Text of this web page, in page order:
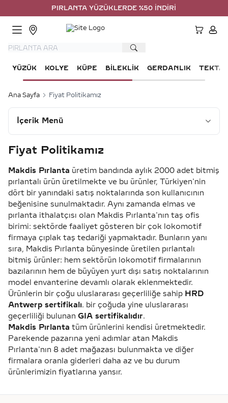
PIRLANTA YÜZÜKLERDE %50 İNDİRİM
YÜZÜK KOLYE KÜPE BILEKLIK GERDANLIK TEKTAŞ
Ana Sayfa Fiyat Politikamız
İçerik Menü
Fiyat Politikamız
Makdis Pırlanta üretim bandında aylık 2000 adet bitmiş
pırlantalı ürün üretilmekte ve bu ürünler, Türkiyen'nin
dört bir yanındaki satış noktalarında son kullanıcının
beğenisine sunulmaktadır. Aynı zamanda elmas ve
pırlanta ithalatçısı olan Makdis Pırlanta'nın taş ofis
birimi: sektörde faaliyet gösteren bir çok lokomotif
firmaya çıplak taş tedariği yapmaktadır. Bunların yanı
sıra, Makdis Pırlanta bünyesinde üretilen pırlantalı
bitmiş ürünler: hem sektörün lokomotif firmalarının
bazılarının hem de büyüyen yurt dışı satış noktalarının
model envanterine devamlı olarak eklenmektedir.
Ürünlerin bir çoğu uluslararası geçerliliğe sahip HRD
Antwerp sertifikalı. bir çoğuda yine uluslararası
geçerliliği bulunan GIA sertifikalıdır.
Makdis Pırlanta tüm ürünlerini kendisi üretmektedir.
Parekende pazarına yeni adımlar atan Makdis
Pırlanta'nın 8 adet mağazası bulunmakta ve diğer
firmalara oranla giderleri daha az ve bu durum
ürünlerimizin fiyatlarına yansır.